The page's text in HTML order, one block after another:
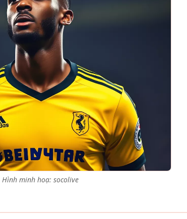
Hình minh hoạ: socolive